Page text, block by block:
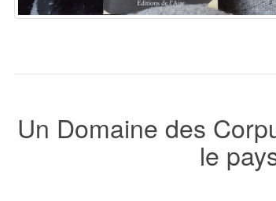
Un Domaine des
le